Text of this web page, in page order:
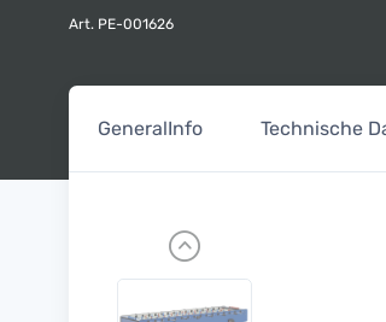
Art. PE-001626
GeneralInfo Technische
Previous